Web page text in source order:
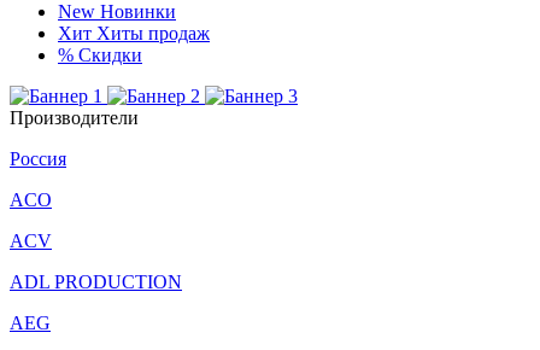
New Новинки
Хит Хиты продаж
% Скидки
Производители
Россия
ACO
ACV
ADL PRODUCTION
AEG